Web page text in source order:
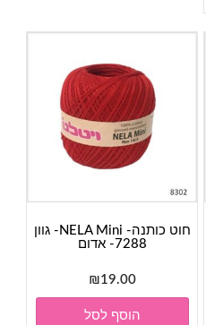
חוט כותנה- NELA Mini- גוון
7288- אדום
₪19.00
הוסף לסל